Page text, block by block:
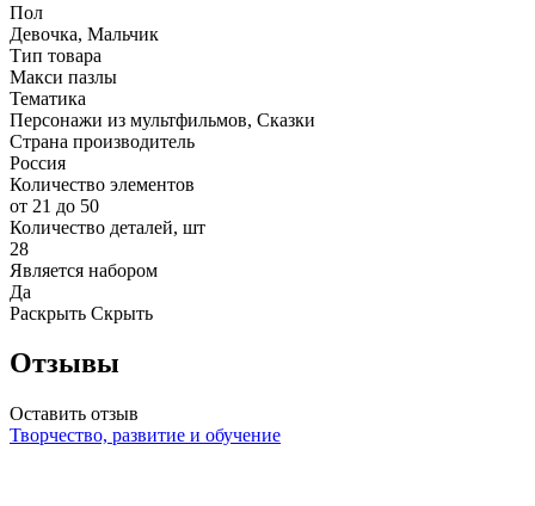
Пол
Девочка, Мальчик
Тип товара
Макси пазлы
Тематика
Персонажи из мультфильмов, Сказки
Страна производитель
Россия
Количество элементов
от 21 до 50
Количество деталей, шт
28
Является набором
Да
Раскрыть Скрыть
Отзывы
Оставить отзыв
Творчество, развитие и обучение